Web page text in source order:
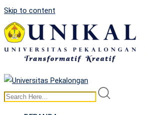
Skip to content